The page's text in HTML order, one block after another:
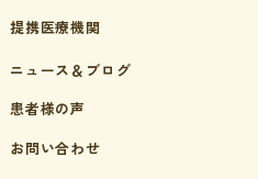
提携医療機関
ニュース＆ブログ
患者様の声
お問い合わせ